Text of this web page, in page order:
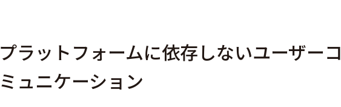
プラットフォームに依存しないユーザーコ
ミュニケーション